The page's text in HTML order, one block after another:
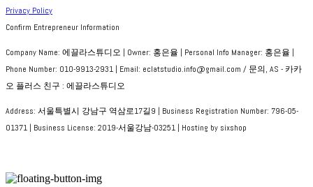
Privacy Policy
Confirm Entrepreneur Information
Company Name: 에끌라스튜디오 | Owner: 홍은율 | Personal Info Manager: 홍은율 |
Phone Number: 010-9913-2931 | Email: eclatstudio.info@gmail.com / 문의, AS - 카카
오 플러스 친구 : 에끌라스튜디오
Address: 서울특별시 강남구 역삼로17길9 | Business Registration Number: 796-05-
01371 | Business License: 2019-서울강남-03251 | Hosting by sixshop